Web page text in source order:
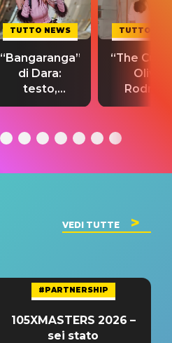
TUTTO NEWS
“Bangaranga”
di Dara:
testo,
traduzione e
del singolo
TUTTO
“The
Olivia
testo,
VEDI TUTTE
#PARTNERSHIP
105XMASTERS 2026 –
sei stato